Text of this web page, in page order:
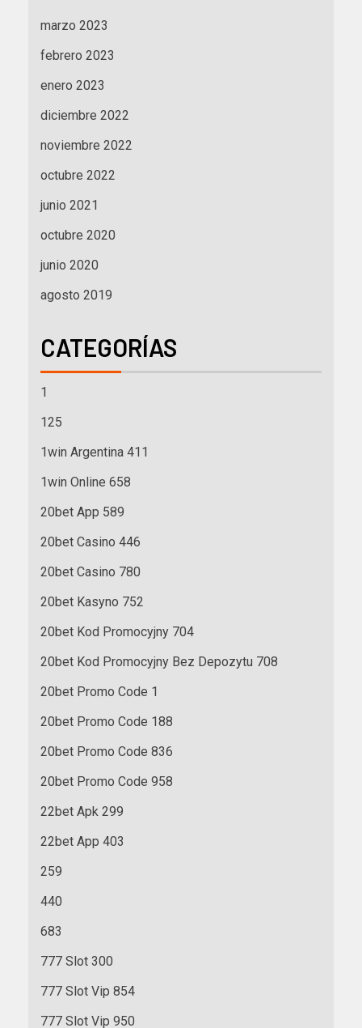
marzo 2023
febrero 2023
enero 2023
diciembre 2022
noviembre 2022
octubre 2022
junio 2021
octubre 2020
junio 2020
agosto 2019
CATEGORÍAS
1
125
1win Argentina 411
1win Online 658
20bet App 589
20bet Casino 446
20bet Casino 780
20bet Kasyno 752
20bet Kod Promocyjny 704
20bet Kod Promocyjny Bez Depozytu 708
20bet Promo Code 1
20bet Promo Code 188
20bet Promo Code 836
20bet Promo Code 958
22bet Apk 299
22bet App 403
259
440
683
777 Slot 300
777 Slot Vip 854
777 Slot Vip 950